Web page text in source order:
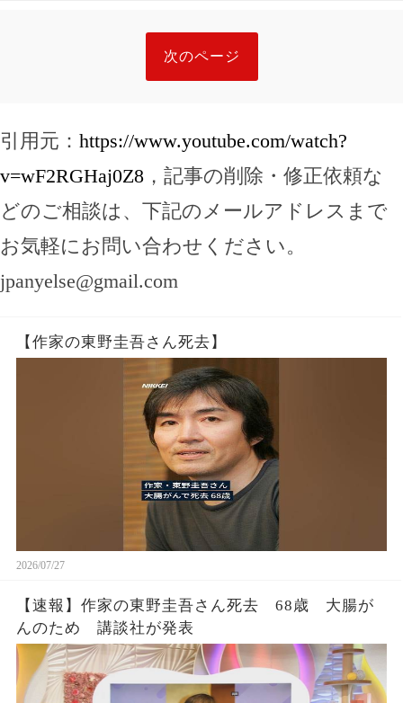
次のページ
引用元： https://www.youtube.com/watch?
v=wF2RGHaj0Z8 ，記事の削除・修正依頼な
どのご相談は、下記のメールアドレスまで
お気軽にお問い合わせください。
jpanyelse@gmail.com
【作家の東野圭吾さん死去】
2026/07/27
【速報】作家の東野圭吾さん死去 68歳 大腸が
んのため 講談社が発表